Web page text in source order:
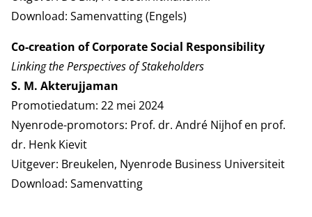
Download: Samenvatting (Engels)
Co-creation of Corporate Social Responsibility
Linking the Perspectives of Stakeholders
S. M. Akterujjaman
Promotiedatum: 22 mei 2024
Nyenrode-promotors: Prof. dr. André Nijhof en prof.
dr. Henk Kievit
Uitgever: Breukelen, Nyenrode Business Universiteit
Download: Samenvatting